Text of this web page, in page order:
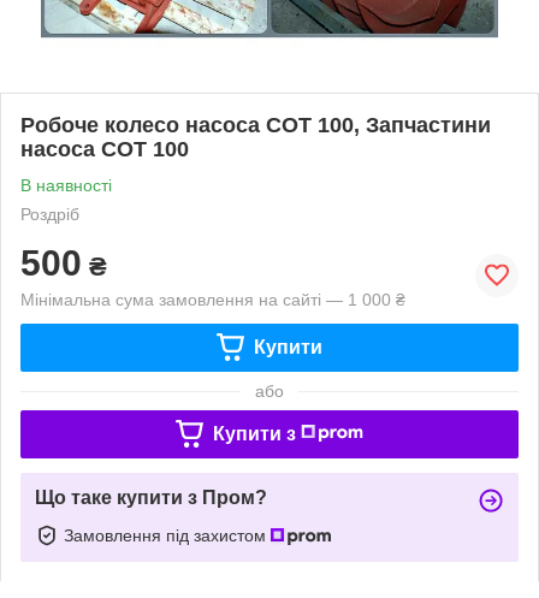
Робоче колесо насоса СОТ 100, Запчастини
насоса СОТ 100
В наявності
Роздріб
500 ₴
Мінімальна сума замовлення на сайті — 1 000 ₴
Купити
або
Купити з
Що таке купити з Пром?
Замовлення під захистом